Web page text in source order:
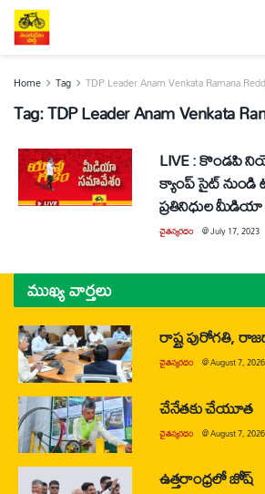
Home Tag TDP Leader Anam Venkata Ramana
Tag:TDP Leader Anam Venkata
LIVE : కొండపి
క్యాంప్ సైట్ నుండి
ప్రతినిధుల
చైతన్యరధం @July 17, 2023
ముఖ్య వార్తలు
రాష్ట్ర పురోగతి,
చైతన్యరధం @August 7, 2026
చేనేతకు చేయూత
చైతన్యరధం @August 7, 2026
ఉత్తరాంధ్రలో జోష్